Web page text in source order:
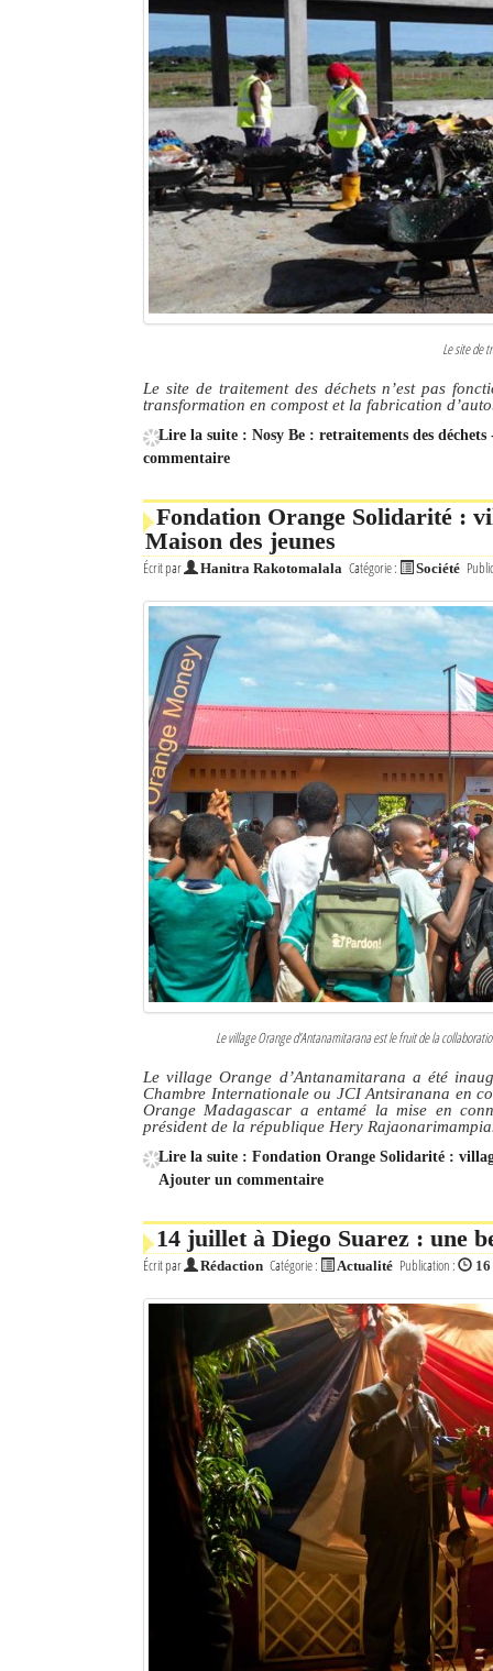
Le site de
Le site de traitement des déchets n’est pas
transformation en compost et la fabrication
Lire la suite : Nosy Be : retraitements des
commentaire
Fondation Orange Solidarité :
Maison des jeunes
Écrit par Hanitra Rakotomalala Catégorie : Société
Le village Orange d’Antanamitarana est le fruit de la
Le village Orange d’Antanamitarana a été
Chambre Internationale ou JCI Antsiranana en
Orange Madagascar a entamé la mise en
président de la république Hery
Lire la suite : Fondation Orange Solidarité :
Ajouter un commentaire
14 juillet à Diego Suarez : une
Écrit par Rédaction Catégorie : Actualité Publication :